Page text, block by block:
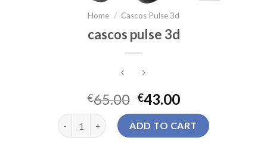
Home / Cascos Pulse 3d
cascos pulse 3d
€65.00 €43.00
cascos pulse 3d quantityADD TO CART